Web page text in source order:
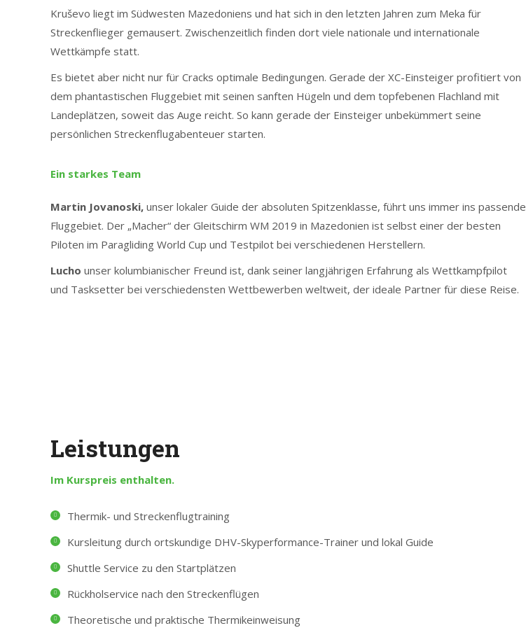
Kruševo liegt im Südwesten Mazedoniens und hat sich in den letzten Jahren zum Meka für
Streckenflieger gemausert. Zwischenzeitlich finden dort viele nationale und internationale
Wettkämpfe statt.
Es bietet aber nicht nur für Cracks optimale Bedingungen. Gerade der XC-Einsteiger profitiert von
dem phantastischen Fluggebiet mit seinen sanften Hügeln und dem topfebenen Flachland mit
Landeplätzen, soweit das Auge reicht. So kann gerade der Einsteiger unbekümmert seine
persönlichen Streckenflugabenteuer starten.
Ein starkes Team
Martin Jovanoski, unser lokaler Guide der absoluten Spitzenklasse, führt uns immer ins passende
Fluggebiet. Der „Macher“ der Gleitschirm WM 2019 in Mazedonien ist selbst einer der besten
Piloten im Paragliding World Cup und Testpilot bei verschiedenen Herstellern.
Lucho unser kolumbianischer Freund ist, dank seiner langjährigen Erfahrung als Wettkampfpilot
und Tasksetter bei verschiedensten Wettbewerben weltweit, der ideale Partner für diese Reise.
Leistungen
Im Kurspreis enthalten.
Thermik- und Streckenflugtraining
Kursleitung durch ortskundige DHV-Skyperformance-Trainer und lokal Guide
Shuttle Service zu den Startplätzen
Rückholservice nach den Streckenflügen
Theoretische und praktische Thermikeinweisung